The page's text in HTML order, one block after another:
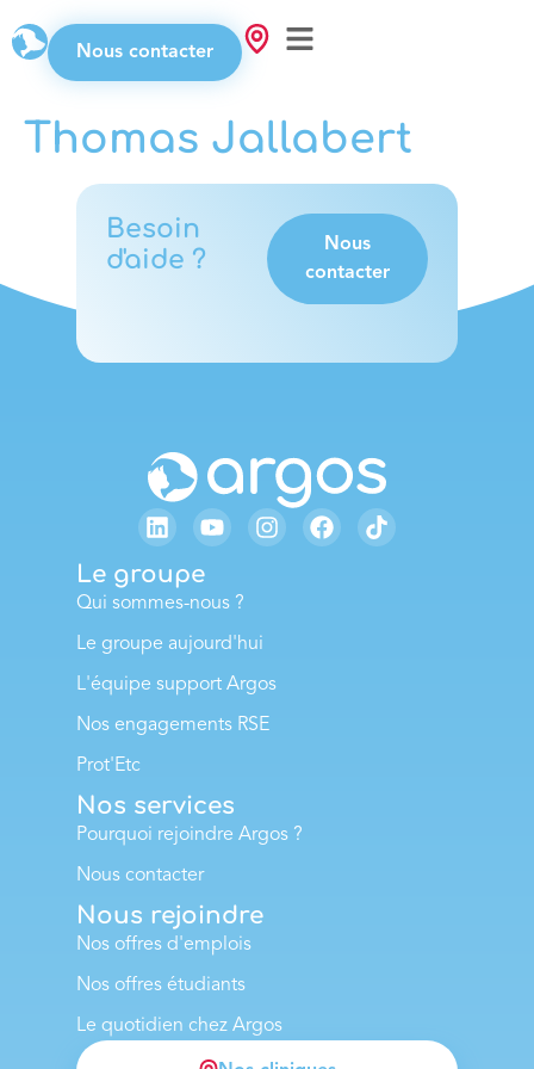
Nous contacter
Thomas Jallabert
Besoin
d'aide ?
Nous
contacter
Le groupe
Qui sommes-nous ?
Le groupe aujourd'hui
L'équipe support Argos
Nos engagements RSE
Prot'Etc
Nos services
Pourquoi rejoindre Argos ?
Nous contacter
Nous rejoindre
Nos offres d'emplois
Nos offres étudiants
Le quotidien chez Argos